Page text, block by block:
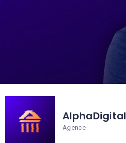
AlphaDigital
Agence